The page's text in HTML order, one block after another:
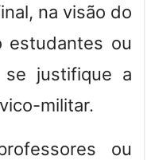
na visão do
estudantes ou
se justifique a
militar.
ou